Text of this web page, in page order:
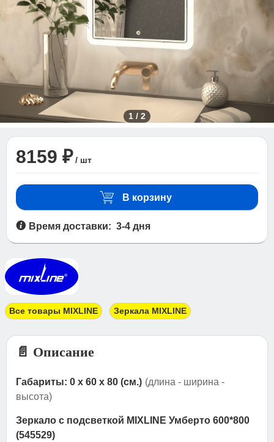
1 / 2
8159 ₽ / шт
В корзину
Время доставки: 3-4 дня
Все товары MIXLINE Зеркала MIXLINE
📄 Описание
Габариты: 0 x 60 x 80 (см.) (длина - ширина -
высота)
Зеркало с подсветкой MIXLINE Умберто 600*800
(545529)